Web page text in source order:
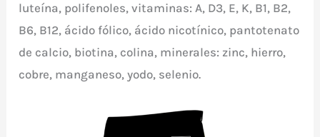
luteína, polifenoles, vitaminas: A, D3, E, K, B1, B2,
B6, B12, ácido fólico, ácido nicotínico, pantotenato
de calcio, biotina, colina, minerales: zinc, hierro,
cobre, manganeso, yodo, selenio.